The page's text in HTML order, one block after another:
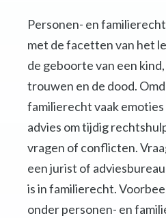
Personen- en
met de facetten van het
de geboorte van een kind,
trouwen en de dood.
familierecht vaak emoties
advies om tijdig
vragen of conflicten.
een jurist of
is in familierecht.
onder personen- en